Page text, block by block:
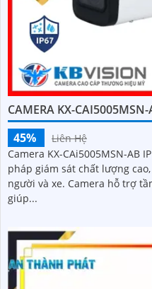
CAMERA KX-
45%
Liên Hệ
Camera KX-CAi5005MSN-AB
pháp giám sát chất lượng
người và xe. Camera hỗ trợ tầm xa hồng ngoại lên đến 60m,
giúp...